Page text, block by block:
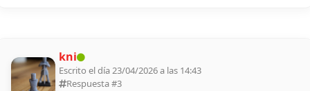
kni
Escrito el día 23/04/2026 a las 14:43
Respuesta #3